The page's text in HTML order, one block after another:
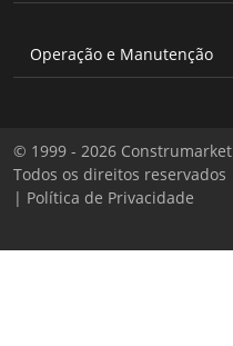
Operação e Manutenção
© 1999 - 2026 Construmarket
Todos os direitos reservados
| Política de Privacidade